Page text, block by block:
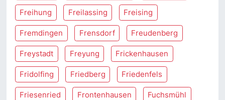
Freihung Freilassing Freising
Fremdingen Frensdorf Freudenberg
Freystadt Freyung Frickenhausen
Fridolfing Friedberg Friedenfels
Friesenried Frontenhausen Fuchsmühl